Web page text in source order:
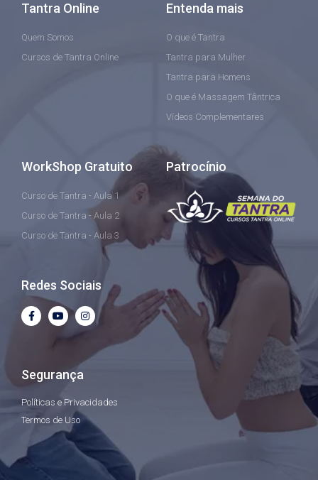
Tantra Online
Quem Somos
Cursos de Tantra Online
Entenda mais
O que é Tantra
Tantra para Mulher
Tantra para Homens
O que é Massagem Tântrica
Vídeos Complementares
WorkShop Gratuito
Curso de Tantra - Aula 1
Curso de Tantra - Aula 2
Curso de Tantra - Aula 3
Patrocínio
Redes Sociais
Segurança
Políticas e Privacidades
Termos de Uso